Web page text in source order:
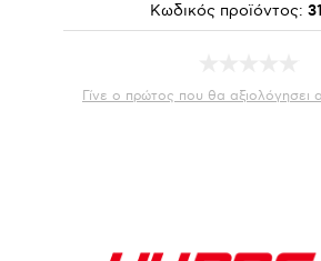
Κωδικός προϊόντος:
Γίνε ο πρώτος που θα αξιολόγησει